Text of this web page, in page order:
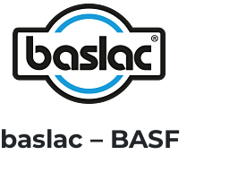
baslac – BASF